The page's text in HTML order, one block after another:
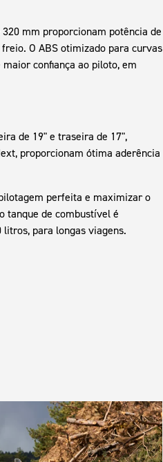
mm proporcionam potência de
O ABS otimizado para curvas
confiança ao piloto, em
de 19" e traseira de 17",
proporcionam ótima aderência
perfeita e maximizar o
tanque de combustível é
litros, para longas viagens.